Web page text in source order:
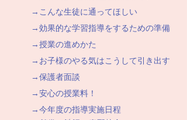
→こんな生徒に通ってほしい
→効果的な学習指導をするための準備
→授業の進めかた
→お子様のやる気はこうして引き出す
→保護者面談
→安心の授業料！
→今年度の指導実施日程